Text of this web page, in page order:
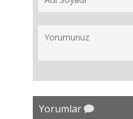
Yorumlar